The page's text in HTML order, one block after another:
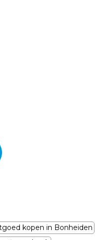
kopen in Bonheiden